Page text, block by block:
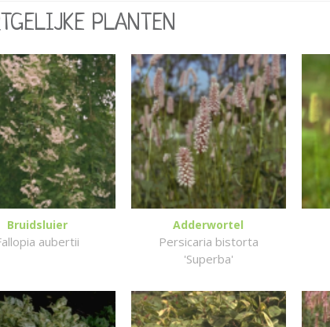
PLANTEN
Bruidsluier
aubertii
Adderwortel
Persicaria bistorta
'Superba'